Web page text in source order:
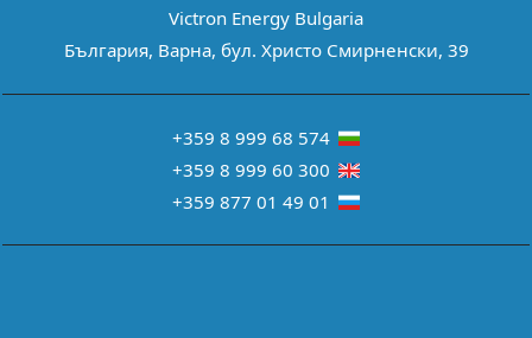
Victron Energy Bulgaria
България, Варна, бул. Христо Смирненски, 39
+359 8 999 68 574
+359 8 999 60 300
+359 877 01 49 01